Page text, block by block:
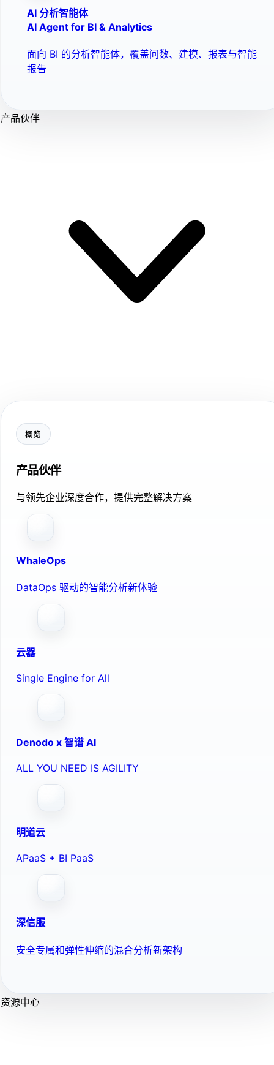
AI 分析智能体
AI Agent for BI & Analytics
面向 BI 的分析智能体，覆盖问数、建模、报表与智能
报告
产品伙伴
概览
产品伙伴
与领先企业深度合作，提供完整解决方案
WhaleOps
DataOps 驱动的智能分析新体验
云器
Single Engine for All
Denodo x 智谱 AI
ALL YOU NEED IS AGILITY
明道云
APaaS + BI PaaS
深信服
安全专属和弹性伸缩的混合分析新架构
资源中心